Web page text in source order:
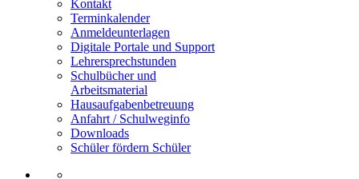
Kontakt
Terminkalender
Anmeldeunterlagen
Digitale Portale und Support
Lehrersprechstunden
Schulbücher und
Arbeitsmaterial
Hausaufgabenbetreuung
Anfahrt / Schulweginfo
Downloads
Schüler fördern Schüler